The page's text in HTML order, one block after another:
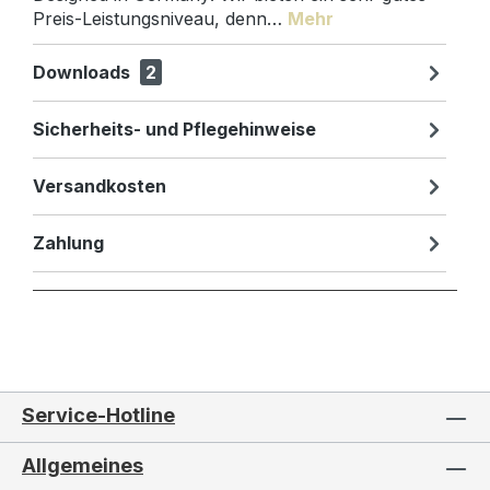
Preis-Leistungsniveau, denn… Mehr
Downloads 2
Sicherheits- und Pflegehinweise
Versandkosten
Zahlung
Service-Hotline
Allgemeines